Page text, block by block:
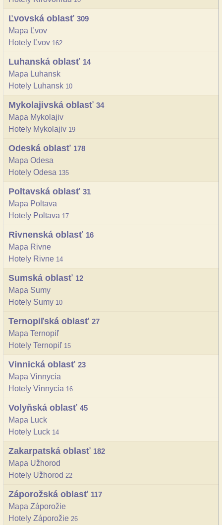
Ľvovská oblasť 309
Mapa Ľvov
Hotely Ľvov 162
Luhanská oblasť 14
Mapa Luhansk
Hotely Luhansk 10
Mykolajivská oblasť 34
Mapa Mykolajiv
Hotely Mykolajiv 19
Odeská oblasť 178
Mapa Odesa
Hotely Odesa 135
Poltavská oblasť 31
Mapa Poltava
Hotely Poltava 17
Rivnenská oblasť 16
Mapa Rivne
Hotely Rivne 14
Sumská oblasť 12
Mapa Sumy
Hotely Sumy 10
Ternopiľská oblasť 27
Mapa Ternopiľ
Hotely Ternopiľ 15
Vinnická oblasť 23
Mapa Vinnycia
Hotely Vinnycia 16
Volyňská oblasť 45
Mapa Luck
Hotely Luck 14
Zakarpatská oblasť 182
Mapa Užhorod
Hotely Užhorod 22
Záporožská oblasť 117
Mapa Záporožie
Hotely Záporožie 26